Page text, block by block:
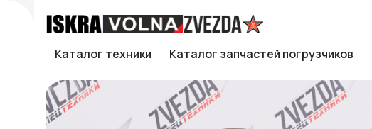
Каталог техники
Каталог запчастей погрузчиков